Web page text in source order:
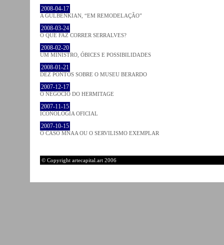
2008-04-17
A GULBENKIAN, “EM REMODELAÇÃO”
2008-03-24
O QUE FAZ CORRER SERRALVES?
2008-02-20
UM MINISTRO, ÓBICES E POSSIBILIDADES
2008-01-21
DEZ PONTOS SOBRE O MUSEU BERARDO
2007-12-17
O NEGÓCIO DO HERMITAGE
2007-11-15
ICONOLOGIA OFICIAL
2007-10-15
O CASO MNAA OU O SERVILISMO EXEMPLAR
© Copyright artecapital.art 2006